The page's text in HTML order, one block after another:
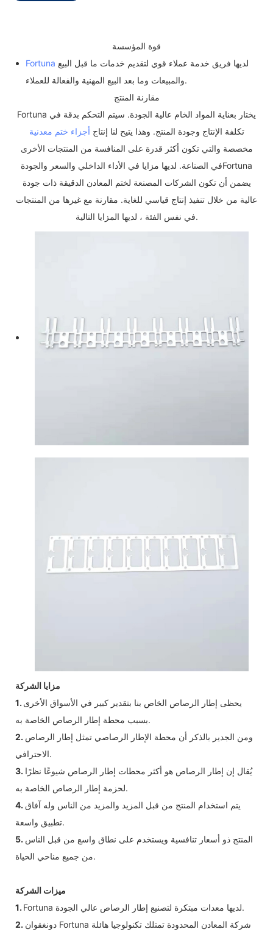
قوة المؤسسة
Fortuna
والمبيعات وما بعد البيع المهنية والفعالة للعملاء.
مقارنة المنتج
Fortuna يختار بعناية المواد الخام عالية الجودة. سيتم التحكم بدقة في
تكلفة الإنتاج وجودة المنتج. وهذا يتيح لنا إنتاج أجزاء ختم معدنية
مخصصة والتي تكون أكثر قدرة على المنافسة من المنتجات الأخرى
في الصناعة. لديها مزايا في الأداء الداخلي والسعر والجودةFortuna
يضمن أن تكون الشركات المصنعة لختم المعادن الدقيقة ذات جودة
عالية من خلال تنفيذ إنتاج قياسي للغاية. مقارنة مع غيرها من المنتجات
في نفس الفئة ، لديها المزايا التالية.
مزايا الشركة
1. يحظى إطار الرصاص الخاص بنا بتقدير كبير في الأسواق الأخرى
بسبب محطة إطار الرصاص الخاصة به.
2. ومن الجدير بالذكر أن محطة الإطار الرصاصي تمثل إطار الرصاص
الاحترافي.
3. يُقال إن إطار الرصاص هو أكثر محطات إطار الرصاص شيوعًا نظرًا
لحزمة إطار الرصاص الخاصة به.
4. يتم استخدام المنتج من قبل المزيد والمزيد من الناس وله آفاق
تطبيق واسعة.
5. المنتج ذو أسعار تنافسية ويستخدم على نطاق واسع من قبل الناس
من جميع مناحي الحياة.
ميزات الشركة
1.
Fortuna لديها معدات مبتكرة لتصنيع إطار الرصاص عالي الجودة.
2. دونغقوان Fortuna شركة المعادن المحدودة تمتلك تكنولوجيا هائلة